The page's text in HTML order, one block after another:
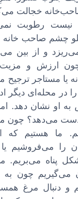
خجالت
نیست رطوبت
صاحب خانه
و از بین
چون ارزش و
یا مستاجر ترجیح
در محله‌ای دیگر
او نشان دهد.
می‌دهد؟ چون
ما هستیم
را می‌فروشیم
پناه
می‌گیریم چون
و دنبال مرغ